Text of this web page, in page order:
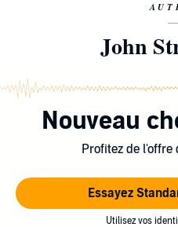
John
Nouveau
Profitez de l'offre
Essayez
Utilisez vos